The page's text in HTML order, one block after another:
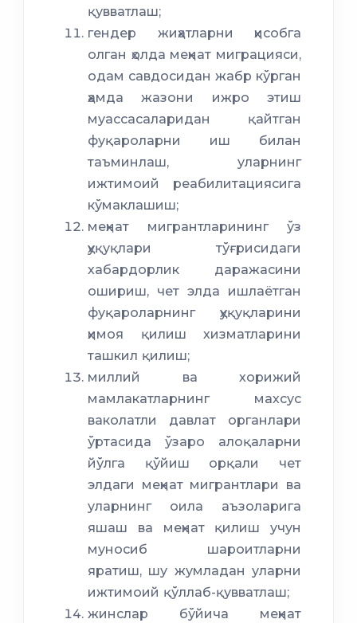
қувватлаш;
гендер жиҳатларни ҳисобга
олган ҳолда меҳнат миграцияси,
одам савдосидан жабр кўрган
ҳамда жазони ижро этиш
муассасаларидан қайтган
фуқароларни иш билан
таъминлаш, уларнинг
ижтимоий реабилитациясига
кўмаклашиш;
меҳнат мигрантларининг ўз
ҳуқуқлари тўғрисидаги
хабардорлик даражасини
ошириш, чет элда ишлаётган
фуқароларнинг ҳуқуқларини
ҳимоя қилиш хизматларини
ташкил қилиш;
миллий ва хорижий
мамлакатларнинг махсус
ваколатли давлат органлари
ўртасида ўзаро алоқаларни
йўлга қўйиш орқали чет
элдаги меҳнат мигрантлари ва
уларнинг оила аъзоларига
яшаш ва меҳнат қилиш учун
муносиб шароитларни
яратиш, шу жумладан уларни
ижтимоий қўллаб-қувватлаш;
жинслар бўйича меҳнат